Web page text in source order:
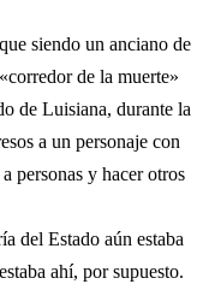
siendo un anciano de
de la muerte»
de Luisiana, durante la
a un personaje con
personas y hacer otros
del Estado aún estaba
ahí, por supuesto.